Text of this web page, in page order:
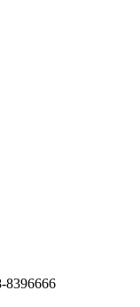
8396666